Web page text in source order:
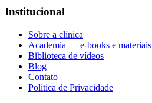
Institucional
Sobre a clínica
Academia — e-books e materiais
Biblioteca de vídeos
Blog
Contato
Política de Privacidade